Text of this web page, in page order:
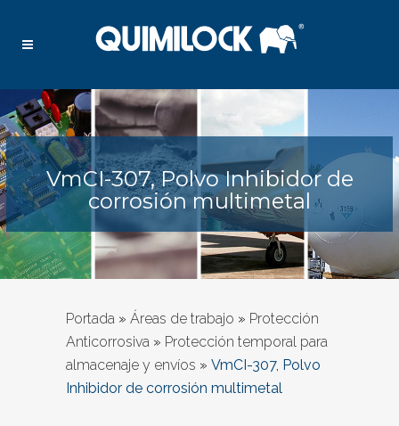
VmCI-307, Polvo Inhibidor de
corrosión multimetal
Portada » Áreas de trabajo » Protección
Anticorrosiva » Protección temporal para
almacenaje y envíos » VmCI-307, Polvo
Inhibidor de corrosión multimetal